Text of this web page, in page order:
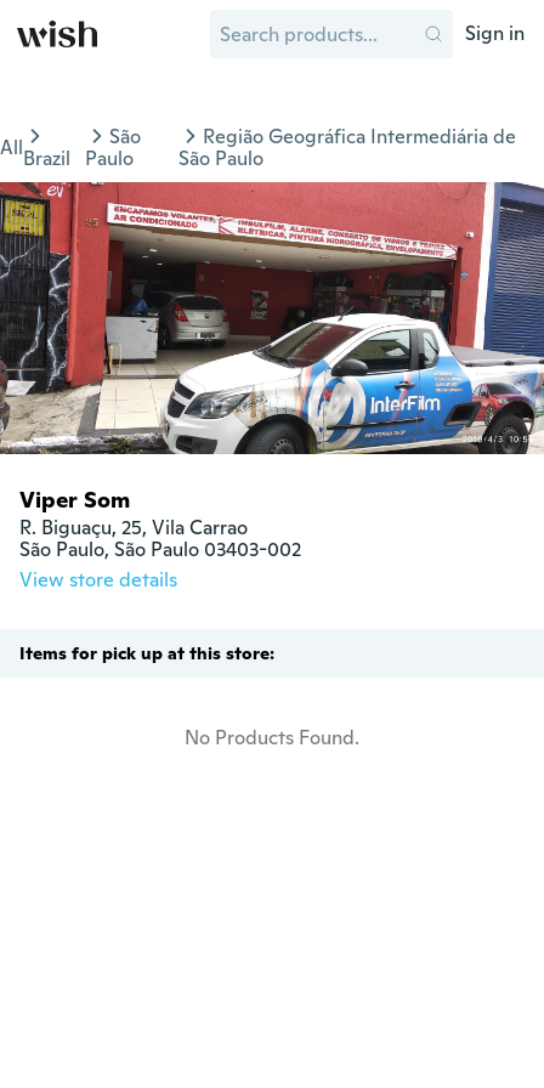
Sign in
AllBrazil
São
Paulo
Região Geográfica Intermediária de
São Paulo
Viper Som
R. Biguaçu, 25, Vila Carrao
São Paulo, São Paulo 03403-002
View store details
Items for pick up at this store:
No Products Found.